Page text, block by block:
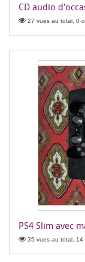
CD audio
27 vues au total, 0
PS4 Slim avec
35 vues au total, 14